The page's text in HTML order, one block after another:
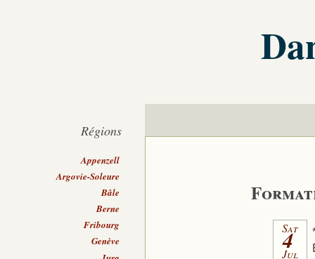
Sat
4
Jul
Régions
Appenzell
Argovie-Soleure
Bâle
Berne
Fribourg
Genève